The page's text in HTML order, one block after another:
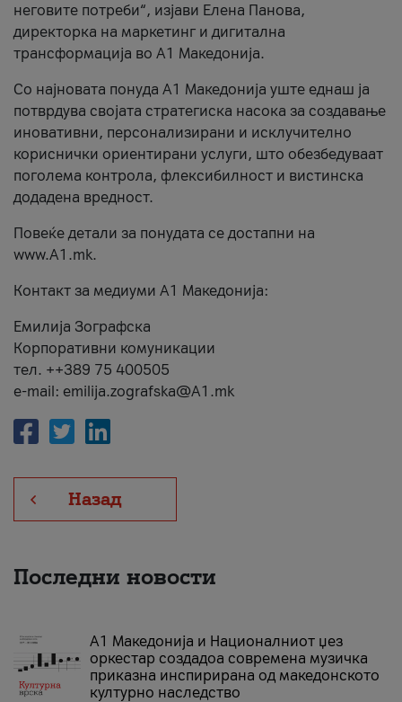
неговите потреби“, изјави Елена Панова,
директорка на маркетинг и дигитална
трансформација во А1 Македонија.
Со најновата понуда А1 Македонија уште еднаш ја
потврдува својата стратегиска насока за создавање
иновативни, персонализирани и исклучително
кориснички ориентирани услуги, што обезбедуваат
поголема контрола, флексибилност и вистинска
додадена вредност.
Повеќе детали за понудата се достапни на
www.А1.mk.
Контакт за медиуми А1 Македонија:
Емилија Зографска
Корпоративни комуникации
тел. ++389 75 400505
e-mail: emilija.zografska@A1.mk
Назад
Последни новости
А1 Македонија и Националниот џез
оркестар создадоа современа музичка
приказна инспирирана од македонското
културно наследство